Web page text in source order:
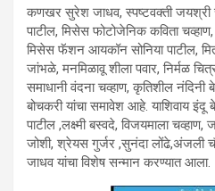
कणखर सुरेश जाधव, स्पष्टवक्ती जयश्री
पाटील, मिसेस फोटोजेनिक कविता
मिसेस फॅशन आयकॉन सोनिया पाटील,
जांभळे, मनमिळावू शीला पवार, निर्मळ
समाधानी वंदना चव्हाण, कृतिशील
बोचकरी यांचा समावेश आहे. याशिवाय
पाटील ,लक्ष्मी बस्वदे, विजयमाला
जोशी, श्रेयस गुर्जर ,सुनंदा लोंढे,अंजली
जाधव यांचा विशेष सन्मान करण्यात आला.